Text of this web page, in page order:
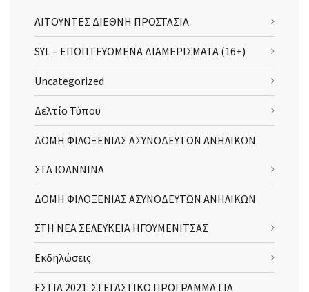
ΑΙΤΟΥΝΤΕΣ ΔΙΕΘΝΗ ΠΡΟΣΤΑΣΙΑ
SYL – ΕΠΟΠΤΕΥΟΜΕΝΑ ΔΙΑΜΕΡΙΣΜΑΤΑ (16+)
Uncategorized
Δελτίο Τύπου
ΔΟΜΗ ΦΙΛΟΞΕΝΙΑΣ ΑΣΥΝΟΔΕΥΤΩΝ ΑΝΗΛΙΚΩΝ
ΣΤΑ ΙΩΑΝΝΙΝΑ
ΔΟΜΗ ΦΙΛΟΞΕΝΙΑΣ ΑΣΥΝΟΔΕΥΤΩΝ ΑΝΗΛΙΚΩΝ
ΣΤΗ ΝΕΑ ΣΕΛΕΥΚΕΙΑ ΗΓΟΥΜΕΝΙΤΣΑΣ
Εκδηλώσεις
ΕΣΤΙΑ 2021: ΣΤΕΓΑΣΤΙΚΟ ΠΡΟΓΡΑΜΜΑ ΓΙΑ